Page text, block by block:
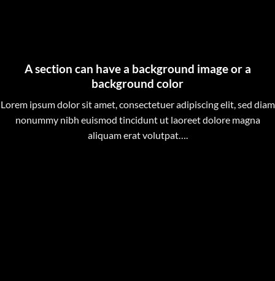
A section can have a background image or a
background color
Lorem ipsum dolor sit amet, consectetuer adipiscing elit, sed diam
nonummy nibh euismod tincidunt ut laoreet dolore magna
aliquam erat volutpat….